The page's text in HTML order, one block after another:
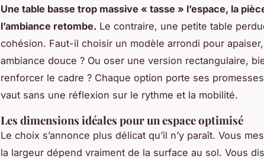
Une table basse trop massive « tasse » l’espace, la
l’ambiance retombe. Le contraire, une petite table
cohésion. Faut-il choisir un modèle arrondi pour
ambiance douce ? Ou oser une version rectangulaire,
renforcer le cadre ? Chaque option porte ses
vaut sans une réflexion sur le rythme et la mobilité.
Les dimensions idéales pour un espace optimisé
Le choix s’annonce plus délicat qu’il n’y paraît. Vous
la largeur dépend vraiment de la surface au sol. Vous